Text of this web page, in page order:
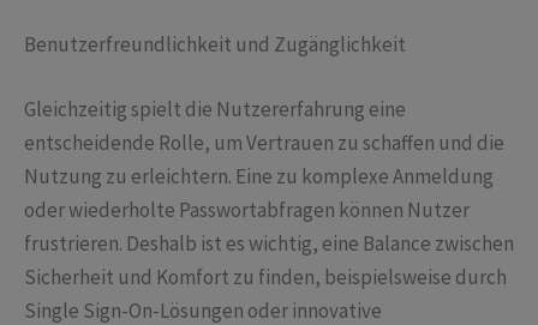
Benutzerfreundlichkeit und Zugänglichkeit
Gleichzeitig spielt die Nutzererfahrung eine
entscheidende Rolle, um Vertrauen zu schaffen und die
Nutzung zu erleichtern. Eine zu komplexe Anmeldung
oder wiederholte Passwortabfragen können Nutzer
frustrieren. Deshalb ist es wichtig, eine Balance zwischen
Sicherheit und Komfort zu finden, beispielsweise durch
Single Sign-On-Lösungen oder innovative